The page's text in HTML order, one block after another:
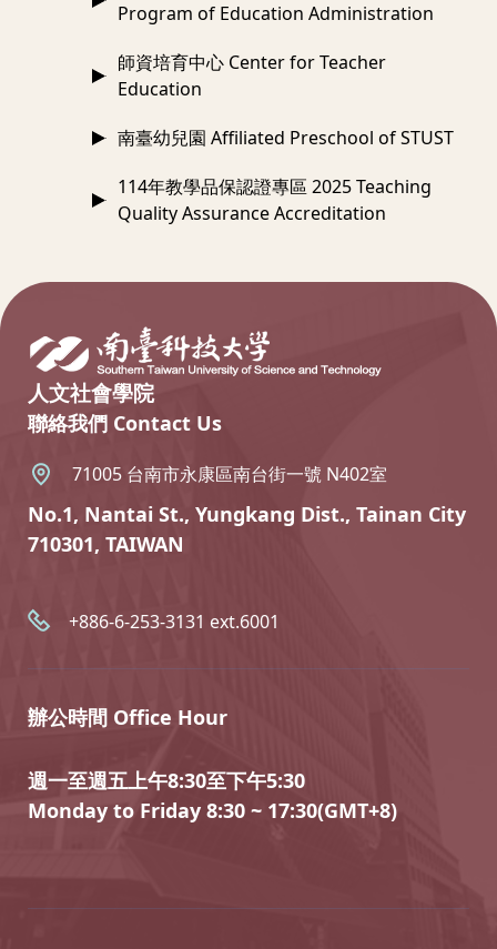
Program of Education Administration
師資培育中心 Center for Teacher
Education
南臺幼兒園 Affiliated Preschool of STUST
114年教學品保認證專區 2025 Teaching
Quality Assurance Accreditation
人文社會學院
聯絡我們 Contact Us
71005 台南市永康區南台街一號 N402室
No.1, Nantai St., Yungkang Dist., Tainan City
710301, TAIWAN
+886-6-253-3131 ext.6001
辦公時間 Office Hour
週一至週五上午8:30至下午5:30
Monday to Friday 8:30 ~ 17:30(GMT+8)